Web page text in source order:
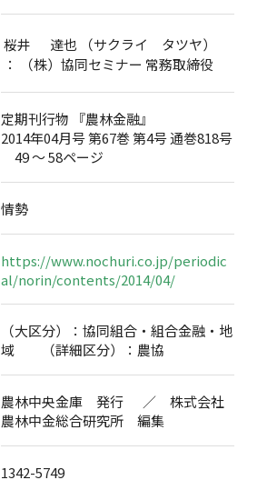
桜井 達也 （サクライ タツヤ）
： （株）協同セミナー 常務取締役
定期刊行物 『農林金融』
2014年04月号 第67巻 第4号 通巻818号
49 ～ 58ページ
情勢
https://www.nochuri.co.jp/periodic
al/norin/contents/2014/04/
（大区分）：協同組合・組合金融・地
域 （詳細区分）：農協
農林中央金庫 発行 ／ 株式会社
農林中金総合研究所 編集
1342-5749